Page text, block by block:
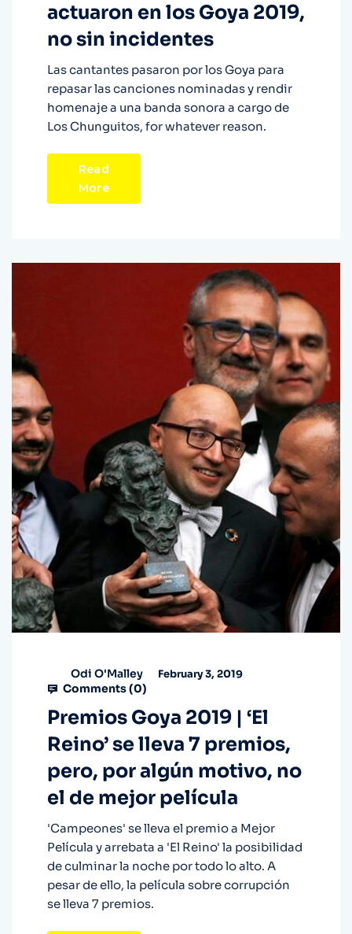
actuaron en los Goya 2019,
no sin incidentes
Las cantantes pasaron por los Goya para
repasar las canciones nominadas y rendir
homenaje a una banda sonora a cargo de
Los Chunguitos, for whatever reason.
Read
More
Odi O'Malley February 3, 2019
Comments (0)
Premios Goya 2019 | ‘El
Reino’ se lleva 7 premios,
pero, por algún motivo, no
el de mejor película
'Campeones' se lleva el premio a Mejor
Película y arrebata a 'El Reino' la posibilidad
de culminar la noche por todo lo alto. A
pesar de ello, la película sobre corrupción
se lleva 7 premios.